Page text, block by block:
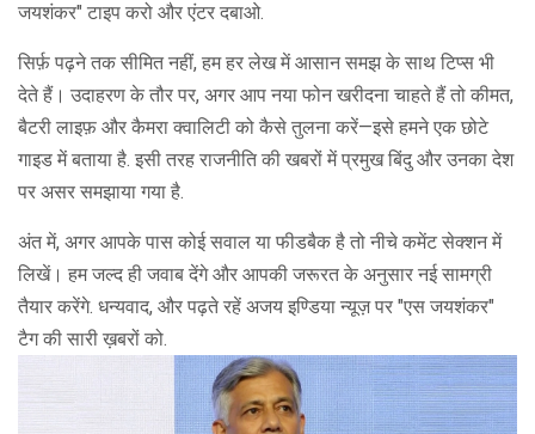
जयशंकर" टाइप करो और एंटर दबाओ.
सिर्फ़ पढ़ने तक सीमित नहीं, हम हर लेख में आसान समझ के साथ टिप्स भी
देते हैं। उदाहरण के तौर पर, अगर आप नया फोन खरीदना चाहते हैं तो कीमत,
बैटरी लाइफ़ और कैमरा क्वालिटी को कैसे तुलना करें—इसे हमने एक छोटे
गाइड में बताया है. इसी तरह राजनीति की खबरों में प्रमुख बिंदु और उनका देश
पर असर समझाया गया है.
अंत में, अगर आपके पास कोई सवाल या फीडबैक है तो नीचे कमेंट सेक्शन में
लिखें। हम जल्द ही जवाब देंगे और आपकी जरूरत के अनुसार नई सामग्री
तैयार करेंगे. धन्यवाद, और पढ़ते रहें अजय इण्डिया न्यूज़ पर "एस जयशंकर"
टैग की सारी ख़बरों को.